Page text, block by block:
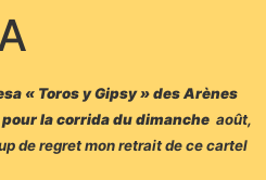
« Toros y Gipsy » des Arènes
la corrida du dimanche août,
de regret mon retrait de ce cartel